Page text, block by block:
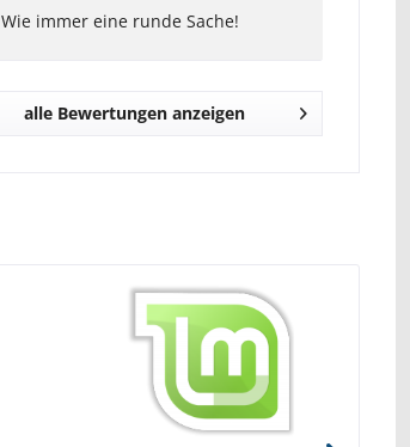
Wie immer eine runde Sache!
alle Bewertungen anzeigen